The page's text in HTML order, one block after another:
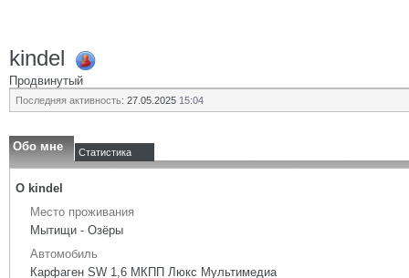
kindel
Продвинутый
Последняя активность: 27.05.2025 15:04
Обо мне Статистика
О kindel
Место проживания
Мытищи - Озёры
Автомобиль
Карфаген SW 1,6 МКПП Люкс Мультимедиа